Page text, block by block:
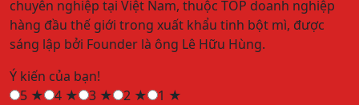
chuyên nghiệp tại Việt Nam, thuộc TOP doanh nghiệp
hàng đầu thế giới trong xuất khẩu tinh bột mì, được
sáng lập bởi Founder là ông Lê Hữu Hùng.
Ý kiến của bạn!
5 ★ 4 ★ 3 ★ 2 ★ 1 ★